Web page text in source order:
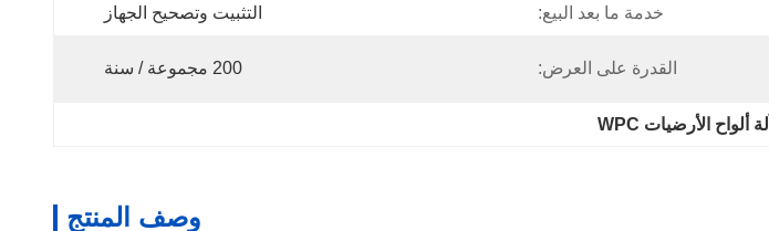
خدمة ما بعد البيع: التثبيت وتصحيح الجهاز
القدرة على العرض: 200 مجموعة / سنة
آلة ألواح الأرضيات WPC
وصف المنتج